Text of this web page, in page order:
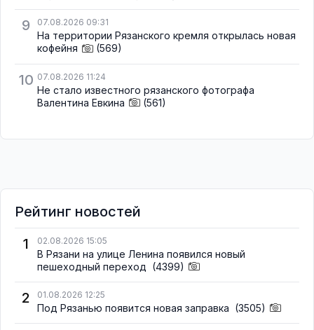
9 07.08.2026 09:31
На территории Рязанского кремля открылась новая
кофейня
(569)
10 07.08.2026 11:24
Не стало известного рязанского фотографа
Валентина Евкина
(561)
Рейтинг новостей
1
02.08.2026 15:05
В Рязани на улице Ленина появился новый
пешеходный переход (4399)
2 01.08.2026 12:25
Под Рязанью появится новая заправка (3505)